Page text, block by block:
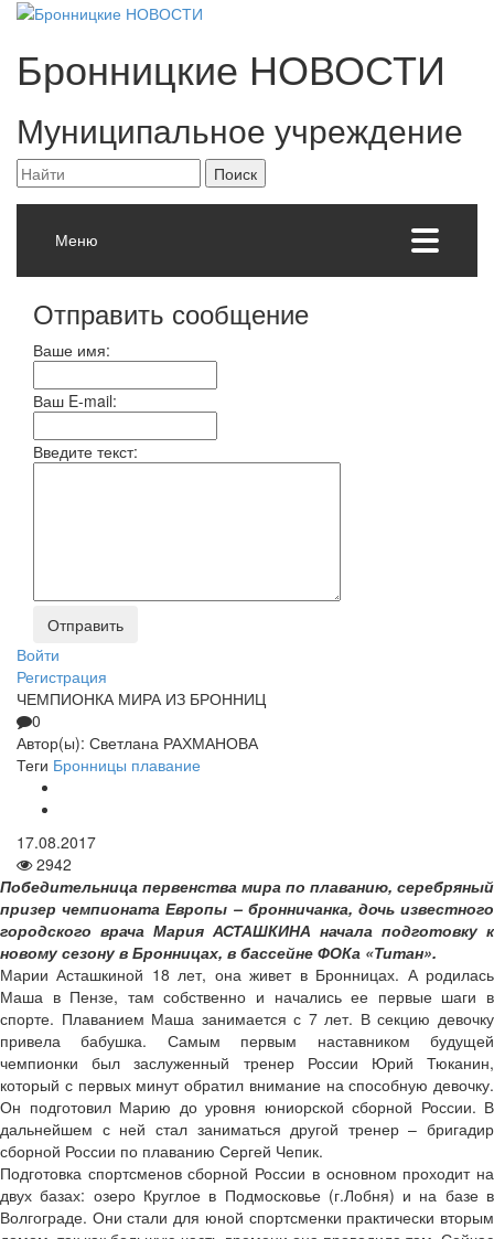
Бронницкие НОВОСТИ
Муниципальное учреждение
Меню
Отправить сообщение
Ваше имя:
Ваш E-mail:
Введите текст:
Войти
Регистрация
ЧЕМПИОНКА МИРА ИЗ БРОННИЦ
0
Автор(ы): Светлана РАХМАНОВА
Теги Бронницы плавание
17.08.2017
2942
Победительница первенства мира по плаванию, серебряный
призер чемпионата Европы – бронничанка, дочь известного
городского врача Мария АСТАШКИНА начала подготовку к
новому сезону в Бронницах, в бассейне ФОКа «Титан».
Марии Асташкиной 18 лет, она живет в Бронницах. А родилась
Маша в Пензе, там собственно и начались ее первые шаги в
спорте. Плаванием Маша занимается с 7 лет. В секцию девочку
привела бабушка. Самым первым наставником будущей
чемпионки был заслуженный тренер России Юрий Тюканин,
который с первых минут обратил внимание на способную девочку.
Он подготовил Марию до уровня юниорской сборной России. В
дальнейшем с ней стал заниматься другой тренер – бригадир
сборной России по плаванию Сергей Чепик.
Подготовка спортсменов сборной России в основном проходит на
двух базах: озеро Круглое в Подмосковье (г.Лобня) и на базе в
Волгограде. Они стали для юной спортсменки практически вторым